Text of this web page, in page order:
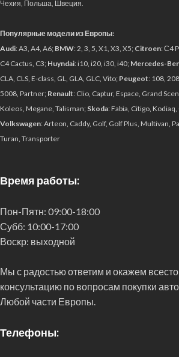
Чехия, Польша, Швеция.
Популярные модели из Европы:
Audi: A3, A4, A6; BMW: 2, 3, 5, X1, X3, X5; Citroen: С4
C4 Cactus, C3; Huyndai: i10, i20, i30, i40; Mercedes-
CLA, CLS, E-class, GL, GLA, GLC, Vito; Peugeot: 108,
5008, Partner; Renault: Clio, Captur, Espace, Grand
Koleos, Megane, Talisman; Skoda: Fabia, Citigo,
Volkswagen: Arteon, Caddy, Golf, Golf Plus, Multivan,
Turan, Transporter
Время работы:
Пон-Пятн: 09:00-18:00
Субб: 10:00-17:00
Воскр: выходной
Мы с радостью ответим и окажем
консультацию по вопросам покупки
Любой части Европы.
Телефоны: